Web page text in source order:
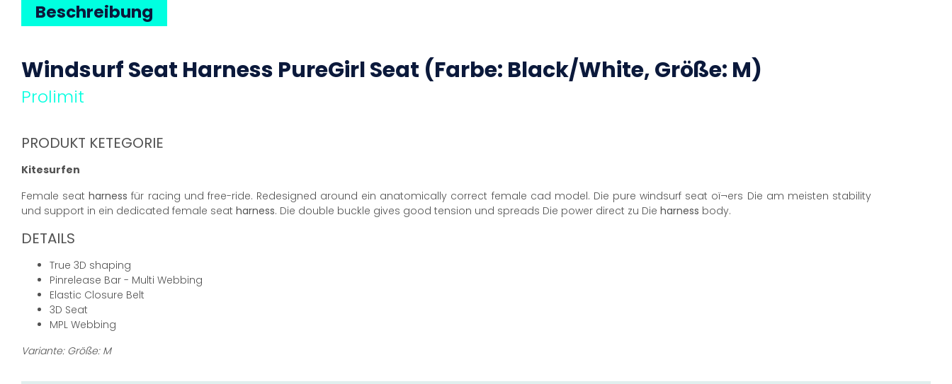
Beschreibung
Windsurf Seat Harness PureGirl Seat (Farbe: Black/White, Größe: M)
Prolimit
PRODUKT KETEGORIE
Kitesurfen
Female seatharness für racing und free-ride. Redesigned around ein anatomically correct female cad model. Die pure windsurf seat oï¬ers Die am meisten stability
und support in ein dedicated female seat harness. Die double buckle gives good tension und spreads Die power direct zu Die harness body.
DETAILS
True 3D shaping
Pinrelease Bar - Multi Webbing
Elastic Closure Belt
3D Seat
MPL Webbing
Variante: Größe: M